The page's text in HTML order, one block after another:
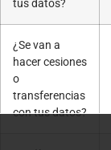
tus datos?
¿Se van a
hacer cesiones
o
transferencias
con tus datos?